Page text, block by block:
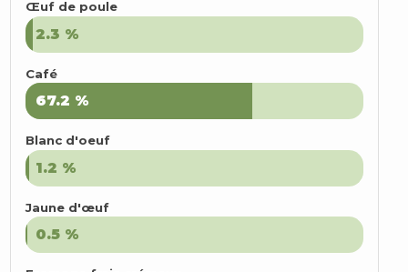
Œuf de poule
2.3 %
2.3 %
Café
67.2 %
67.2 %
Blanc d'oeuf
1.2 %
1.2 %
Jaune d'œuf
0.5%
0.5%